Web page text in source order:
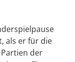
als er für die
der